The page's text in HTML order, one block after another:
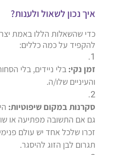
איך נכון לשאול ולענות?
כדי שהשאלות הללו באמת
להקפיד על כמה כללים:
זמן נקי: בלי ניידים, בלי
והעיניים שלו/ה.
סקרנות במקום שיפוטיות:
גם אם התשובה מפתיעה או
זכרו שלכל אחד יש עולם
תגרום לבן הזוג להיסגר.